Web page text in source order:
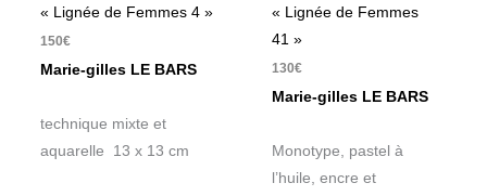
« Lignée de Femmes 4 »
150€
Marie-gilles LE BARS
technique mixte et
aquarelle 13 x 13 cm
« Lignée de Femmes
41 »
130€
Marie-gilles LE BARS
Monotype, pastel à
l’huile, encre et